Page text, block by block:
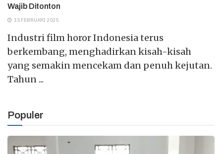
Wajib Ditonton
15 FEBRUARI 2025
Industri film horor Indonesia terus
berkembang, menghadirkan kisah-kisah
yang semakin mencekam dan penuh kejutan.
Tahun ...
Populer